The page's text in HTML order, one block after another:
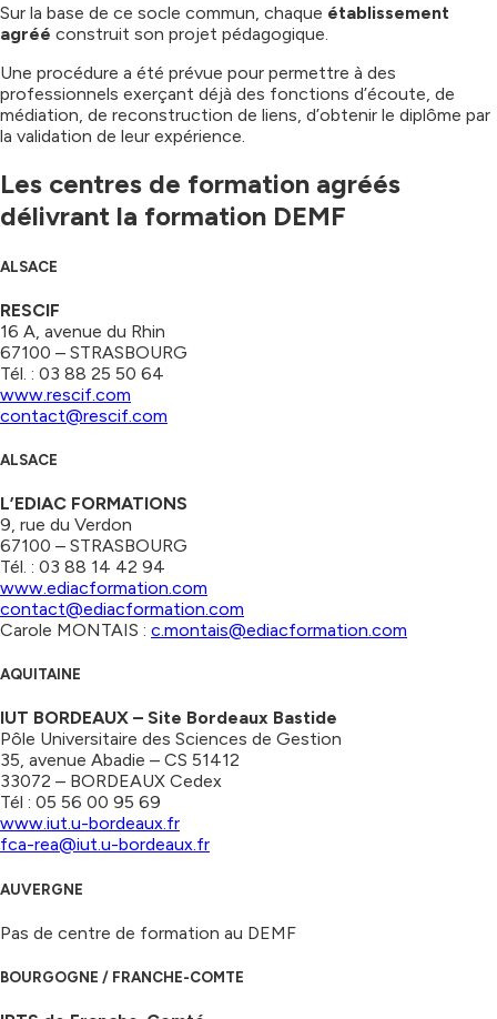
Sur la base de ce socle commun, chaque établissement
agréé construit son projet pédagogique.
Une procédure a été prévue pour permettre à des
professionnels exerçant déjà des fonctions d’écoute, de
médiation, de reconstruction de liens, d’obtenir le diplôme par
la validation de leur expérience.
Les centres de formation agréés
délivrant la formation DEMF
ALSACE
RESCIF
16 A, avenue du Rhin
67100 – STRASBOURG
Tél. : 03 88 25 50 64
www.rescif.com
contact@rescif.com
ALSACE
L’EDIAC FORMATIONS
9, rue du Verdon
67100 – STRASBOURG
Tél. : 03 88 14 42 94
www.ediacformation.com
contact@ediacformation.com
Carole MONTAIS : c.montais@ediacformation.com
AQUITAINE
IUT BORDEAUX – Site Bordeaux Bastide
Pôle Universitaire des Sciences de Gestion
35, avenue Abadie – CS 51412
33072 – BORDEAUX Cedex
Tél : 05 56 00 95 69
www.iut.u-bordeaux.fr
fca-rea@iut.u-bordeaux.fr
AUVERGNE
Pas de centre de formation au DEMF
BOURGOGNE / FRANCHE-COMTE